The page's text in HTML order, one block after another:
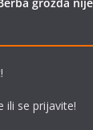
ili se prijavite!